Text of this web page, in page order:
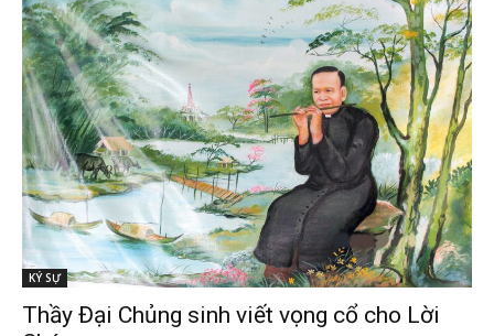
KÝ SỰ
Thầy Đại Chủng sinh viết vọng cổ cho Lời